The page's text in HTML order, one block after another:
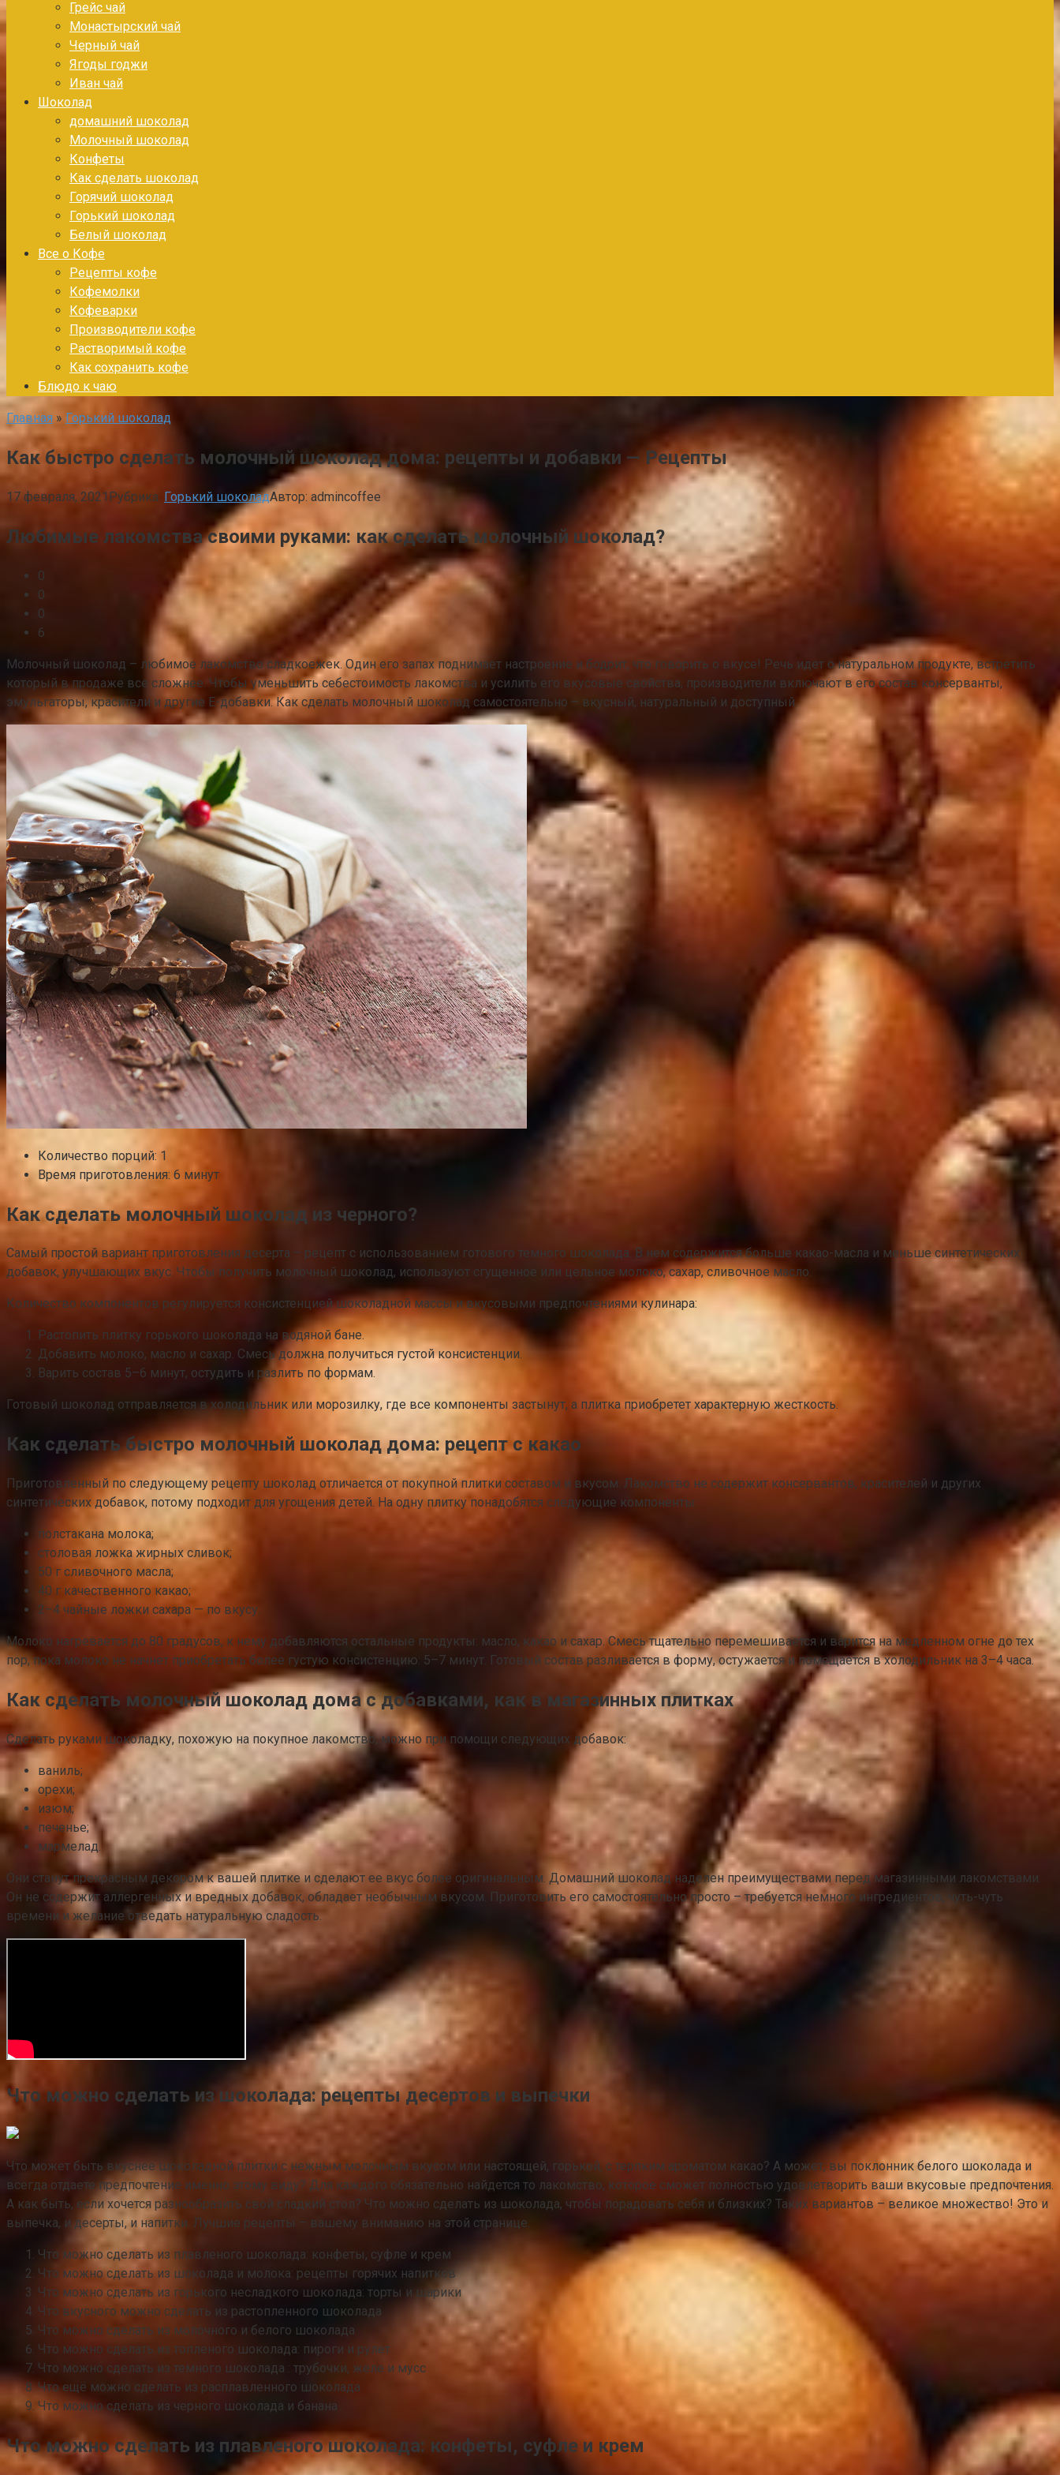
Грейс чай
Монастырский чай
Черный чай
Ягоды годжи
Иван чай
Шоколад
домашний шоколад
Молочный шоколад
Конфеты
Как сделать шоколад
Горячий шоколад
Горький шоколад
Белый шоколад
Все о Кофе
Рецепты кофе
Кофемолки
Кофеварки
Производители кофе
Растворимый кофе
Как сохранить кофе
Блюдо к чаю
Главная » Горький шоколад
Как быстро сделать молочный шоколад дома: рецепты и добавки — Рецепты
17 февраля, 2021 Рубрика: Горький шоколадАвтор: admincoffee
Любимые лакомства своими руками: как сделать молочный шоколад?
0
0
0
6
Молочный шоколад – любимое лакомство сладкоежек. Один его запах поднимает настроение и бодрит, что говорить о вкусе! Речь идет о натуральном продукте, встретить
который в продаже все сложнее. Чтобы уменьшить себестоимость лакомства и усилить его вкусовые свойства, производители включают в его состав консерванты,
эмульгаторы, красители и другие Е-добавки. Как сделать молочный шоколад самостоятельно – вкусный, натуральный и доступный.
Количество порций: 1
Время приготовления: 6 минут
Как сделать молочный шоколад из черного?
Самый простой вариант приготовления десерта – рецепт с использованием готового темного шоколада. В нем содержится больше какао-масла и меньше синтетических
добавок, улучшающих вкус. Чтобы получить молочный шоколад, используют сгущенное или цельное молоко, сахар, сливочное масло.
Количество компонентов регулируется консистенцией шоколадной массы и вкусовыми предпочтениями кулинара:
Растопить плитку горького шоколада на водяной бане.
Добавить молоко, масло и сахар. Смесь должна получиться густой консистенции.
Варить состав 5–6 минут, остудить и разлить по формам.
Готовый шоколад отправляется в холодильник или морозилку, где все компоненты застынут, а плитка приобретет характерную жесткость.
Как сделать быстро молочный шоколад дома: рецепт с какао
Приготовленный по следующему рецепту шоколад отличается от покупной плитки составом и вкусом. Лакомство не содержит консервантов, красителей и других
синтетических добавок, потому подходит для угощения детей. На одну плитку понадобятся следующие компоненты:
полстакана молока;
столовая ложка жирных сливок;
50 г сливочного масла;
40 г качественного какао;
2–4 чайные ложки сахара — по вкусу.
Молоко нагревается до 80 градусов, к нему добавляются остальные продукты: масло, какао и сахар. Смесь тщательно перемешивается и варится на медленном огне до тех
пор, пока молоко не начнет приобретать более густую консистенцию: 5–7 минут. Готовый состав разливается в форму, остужается и помещается в холодильник на 3–4 часа.
Как сделать молочный шоколад дома с добавками, как в магазинных плитках
Сделать руками шоколадку, похожую на покупное лакомство, можно при помощи следующих добавок:
ваниль;
орехи;
изюм;
печенье;
мармелад.
Они станут прекрасным декором к вашей плитке и сделают ее вкус более оригинальным. Домашний шоколад наделен преимуществами перед магазинными лакомствами.
Он не содержит аллергенных и вредных добавок, обладает необычным вкусом. Приготовить его самостоятельно просто – требуется немного ингредиентов, чуть-чуть
времени и желание отведать натуральную сладость.
Что можно сделать из шоколада: рецепты десертов и выпечки
Что может быть вкуснее шоколадной плитки с нежным молочным вкусом или настоящей, горькой, с терпким ароматом какао? А может, вы поклонник белого шоколада и
всегда отдаете предпочтение именно этому виду? Для каждого обязательно найдется то лакомство, которое сможет полностью удовлетворить ваши вкусовые предпочтения.
А как быть, если хочется разнообразить свой сладкий стол? Что можно сделать из шоколада, чтобы порадовать себя и близких? Таких вариантов – великое множество! Это и
выпечка, и десерты, и напитки. Лучшие рецепты – вашему вниманию на этой странице.
Что можно сделать из плавленого шоколада: конфеты, суфле и крем
Что можно сделать из шоколада и молока: рецепты горячих напитков
Что можно сделать из горького несладкого шоколада: торты и шарики
Что вкусного можно сделать из растопленного шоколада
Что можно сделать из молочного и белого шоколада
Что можно сделать из топленого шоколада: пироги и рулет
Что можно сделать из темного шоколада : трубочки, желе и мусс
Что ещё можно сделать из расплавленного шоколада
Что можно сделать из черного шоколада и банана
Что можно сделать из плавленого шоколада: конфеты, суфле и крем